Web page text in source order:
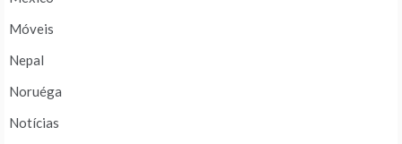
Móveis
Nepal
Noruéga
Notícias